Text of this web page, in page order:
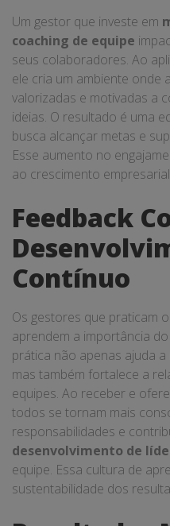
Um gestor que investe em
coaching de equipe
seus colaboradores. Ao
ele cria um ambiente onde
valorizadas e motivadas a
ideias. O resultado é uma
busca alcançar metas e
Esse aumento no
ao crescimento
Feedback
Contínuo
Os gestores que praticam o
aprendem a importância
prática não apenas ajuda
mas também fortalece a
equipes. Ao receber e
todos se tornam mais
responsabilidades e
desenvolvimento de
equipe. Essa cultura de
sustentabilidade dos